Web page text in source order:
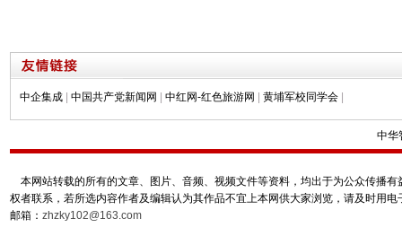
中企集成 中国共产党新闻网 中红网-红色旅游网 黄埔军校同学会
中华
本网站转载的所有的文章、图片、音频、视频文件等资料，均出于为公众传播
权者联系，若所选内容作者及编辑认为其作品不宜上本网供大家浏览，请及时用
邮箱： zhzky102@163.com